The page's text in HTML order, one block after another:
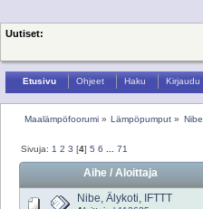
Uutiset:
Etusivu Ohjeet Haku Kirjaudu
Maalämpöfoorumi» Lämpöpumput » Nibe
Sivuja: 1 2 3 [4]5 6 ...71
Aihe /Aloittaja
Nibe, Älykoti, IFTTT